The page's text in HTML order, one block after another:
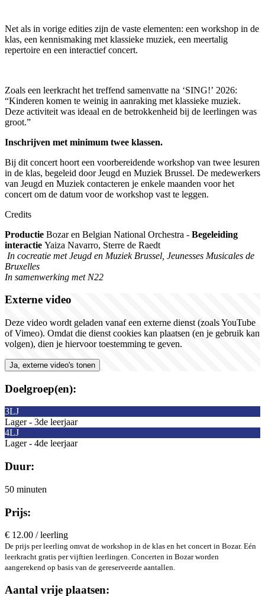
Net als in vorige edities zijn de vaste elementen: een workshop in de
klas, een kennismaking met klassieke muziek, een meertalig
repertoire en een interactief concert.
Zoals een leerkracht het treffend samenvatte na ‘SING!’ 2026:
“Kinderen komen te weinig in aanraking met klassieke muziek.
Deze activiteit was ideaal en de betrokkenheid bij de leerlingen was
groot.”
Inschrijven met minimum twee klassen.
Bij dit concert hoort een voorbereidende workshop van twee lesuren
in de klas, begeleid door Jeugd en Muziek Brussel. De medewerkers
van Jeugd en Muziek contacteren je enkele maanden voor het
concert om de datum voor de workshop vast te leggen.
Credits
Productie Bozar en Belgian National Orchestra - Begeleiding
interactie Yaiza Navarro, Sterre de Raedt
In cocreatie met Jeugd en Muziek Brussel, Jeunesses Musicales de
Bruxelles
In samenwerking met N22
Externe video
Deze video wordt geladen vanaf een externe dienst (zoals YouTube
of Vimeo). Omdat die dienst cookies kan plaatsen (en je gebruik kan
volgen), dien je hiervoor toestemming te geven.
Ja, externe video's tonen
Doelgroep(en):
3LJ
Lager - 3de leerjaar
4LJ
Lager - 4de leerjaar
Duur:
50 minuten
Prijs:
€ 12.00 / leerling
De prijs per leerling omvat de workshop in de klas en het concert in Bozar. Eén
leerkracht gratis per vijftien leerlingen. Concerten in Bozar worden
aangerekend op basis van de gereserveerde aantallen.
Aantal vrije plaatsen: